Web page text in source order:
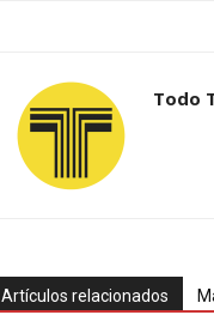
Todo
Artículos relacionados